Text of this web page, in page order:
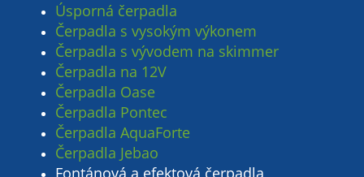
Úsporná čerpadla
Čerpadla s vysokým výkonem
Čerpadla s vývodem na skimmer
Čerpadla na 12V
Čerpadla Oase
Čerpadla Pontec
Čerpadla AquaForte
Čerpadla Jebao
Fontánová a efektová čerpadla